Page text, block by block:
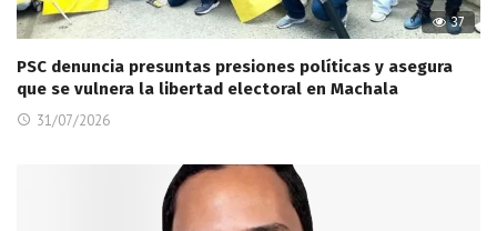
37
PSC denuncia presuntas presiones políticas y asegura
que se vulnera la libertad electoral en Machala
31/07/2026